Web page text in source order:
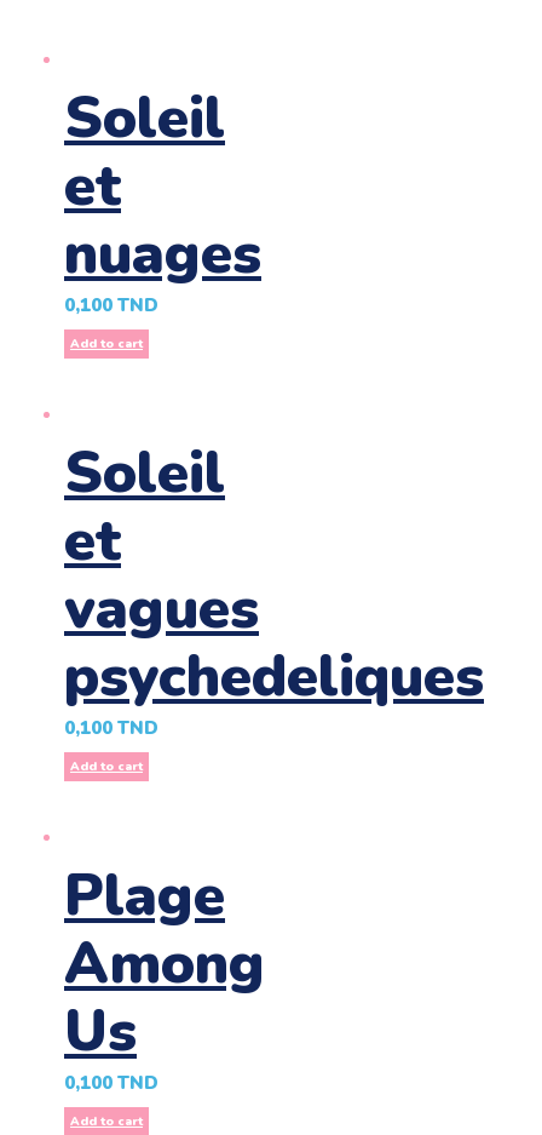
Soleil
et
nuages
0,100 TND
Add to cart
Soleil
et
vagues
psychedeliques
0,100 TND
Add to cart
Plage
Among
Us
0,100 TND
Add to cart